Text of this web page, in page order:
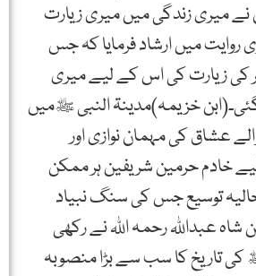
میری زندگی میں میری زیارت
روایت میں ارشاد فرمایا کہ جس
زیارت کی اس کے لیے میری
خزیمہ)مدینۃ النبی ﷺمیں
عشاق کی مہمان نوازی اور
خادم حرمین شریفین ہر ممکن
توسیع جس کی سنگ نبیاد
عبداللہ رحمہ اللہ نے رکھی
تاریخ کا سب سے بڑا منصوبہ